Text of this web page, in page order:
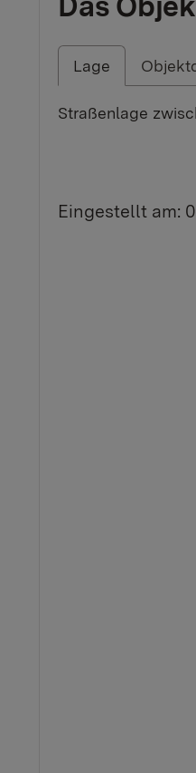
Lage
Straßenlage
Eingestellt am: